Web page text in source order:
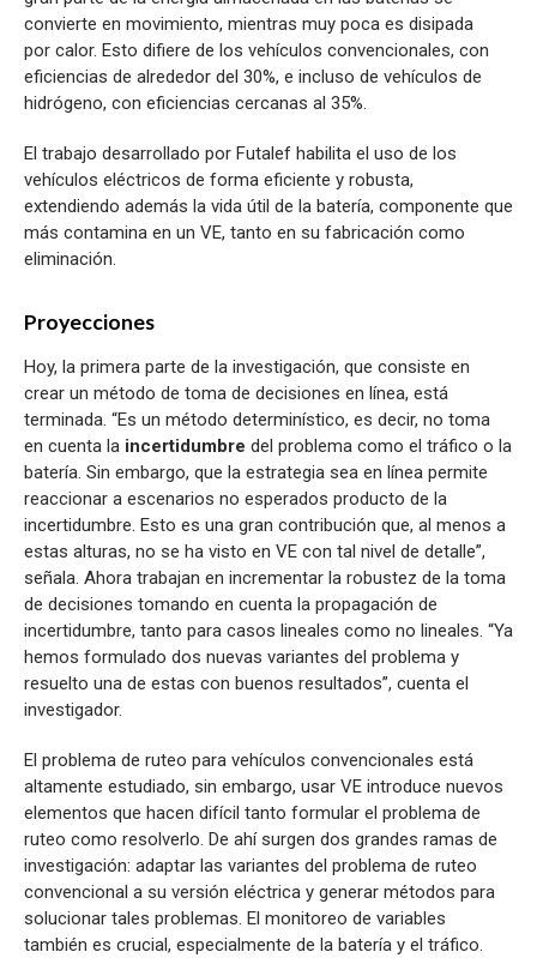
convierte en movimiento, mientras muy poca es disipada
por calor. Esto difiere de los vehículos convencionales, con
eficiencias de alrededor del 30%, e incluso de vehículos de
hidrógeno, con eficiencias cercanas al 35%.
El trabajo desarrollado por Futalef habilita el uso de los
vehículos eléctricos de forma eficiente y robusta,
extendiendo además la vida útil de la batería, componente que
más contamina en un VE, tanto en su fabricación como
eliminación.
Proyecciones
Hoy, la primera parte de la investigación, que consiste en
crear un método de toma de decisiones en línea, está
terminada. “Es un método determinístico, es decir, no toma
en cuenta la incertidumbre del problema como el tráfico o la
batería. Sin embargo, que la estrategia sea en línea permite
reaccionar a escenarios no esperados producto de la
incertidumbre. Esto es una gran contribución que, al menos a
estas alturas, no se ha visto en VE con tal nivel de detalle”,
señala. Ahora trabajan en incrementar la robustez de la toma
de decisiones tomando en cuenta la propagación de
incertidumbre, tanto para casos lineales como no lineales. “Ya
hemos formulado dos nuevas variantes del problema y
resuelto una de estas con buenos resultados”, cuenta el
investigador.
El problema de ruteo para vehículos convencionales está
altamente estudiado, sin embargo, usar VE introduce nuevos
elementos que hacen difícil tanto formular el problema de
ruteo como resolverlo. De ahí surgen dos grandes ramas de
investigación: adaptar las variantes del problema de ruteo
convencional a su versión eléctrica y generar métodos para
solucionar tales problemas. El monitoreo de variables
también es crucial, especialmente de la batería y el tráfico.